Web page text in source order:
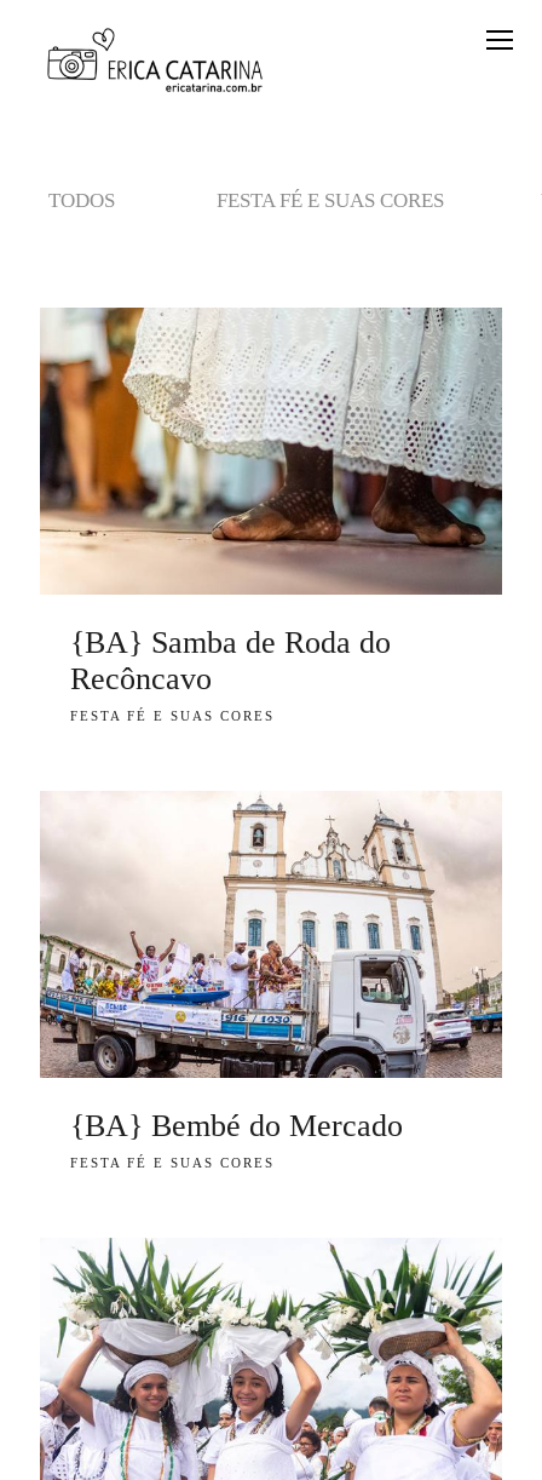
TODOS FESTA FÉ E SUAS CORES
{BA} Samba de Roda do
Recôncavo
FESTA FÉ E SUAS CORES
{BA} Bembé do Mercado
FESTA FÉ E SUAS CORES